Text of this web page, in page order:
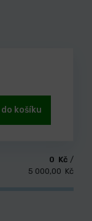
košíku
0 Kč /
5 000,00 Kč